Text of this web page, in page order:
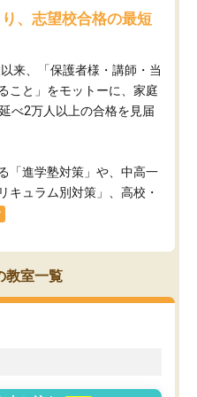
、志望校合格の最短
来、「保護者様・講師・当
こと」をモットーに、家庭
べ2万人以上の合格を見届
「進学塾対策」や、中高一
キュラム別対策」、高校・
教室一覧